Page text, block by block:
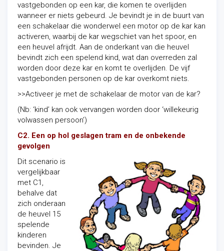
vastgebonden op een kar, die komen te overlijden
wanneer er niets gebeurd. Je bevindt je in de buurt van
een schakelaar die wonderwel een motor op de kar kan
activeren, waarbij de kar wegschiet van het spoor, en
een heuvel afrijdt. Aan de onderkant van die heuvel
bevindt zich een spelend kind, wat dan overreden zal
worden door deze kar en komt te overlijden. De vijf
vastgebonden personen op de kar overkomt niets.
>>Activeer je met de schakelaar de motor van de kar?
(Nb: ‘kind’ kan ook vervangen worden door ‘willekeurig
volwassen persoon’)
C2. Een op hol geslagen tram en de onbekende
gevolgen
Dit scenario is
vergelijkbaar
met C1,
behalve dat
zich onderaan
de heuvel 15
spelende
kinderen
bevinden. Je